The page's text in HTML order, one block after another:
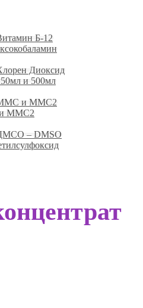
Б-12
Диоксид
и 500мл
ММС и ММС2
ММС2
– DMSO